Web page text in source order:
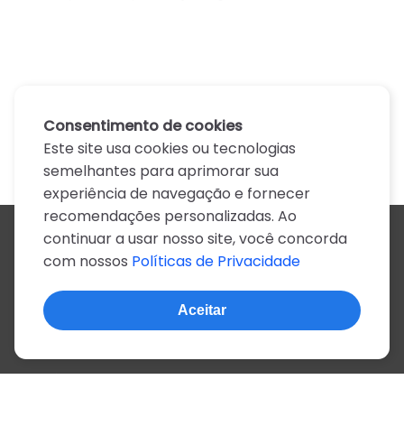
Todos os artistas
A
B C D E F G H I J
N
O P Q R S T U V W X
Z
0-9
© 2022, mais de 2 milhões de cifras e letras
Consentimento de cookies
Este site usa cookies ou tecnologias
semelhantes para aprimorar sua
experiência de navegação e fornecer
recomendações personalizadas. Ao
continuar a usar nosso site, você concorda
com nossos Políticas de Privacidade
Aceitar